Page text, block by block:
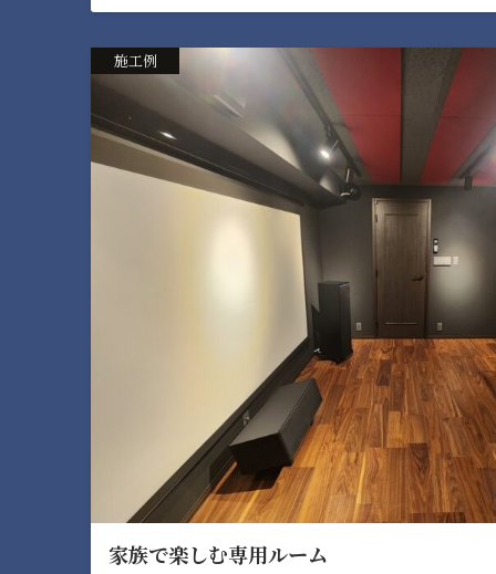
施工例
家族で楽しむ専用ルーム